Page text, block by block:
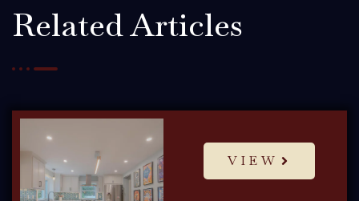
Related Articles
VIEW